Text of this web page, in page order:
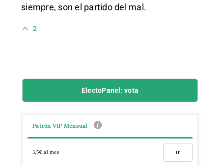
siempre, son el partido del mal.
2
ElectoPanel: vota
Patrón VIP Mensual
3,5€ al mes Ir